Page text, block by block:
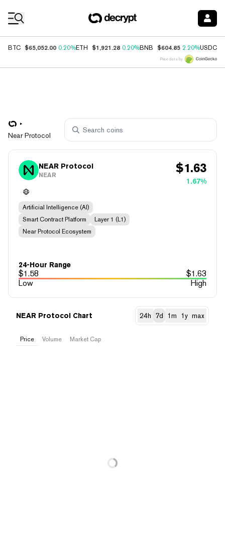
BTC $65,052.00 0.20%ETH $1,921.28 0.20%BNB $604.85 2.20%USDC
Price data by
Near Protocol
NEAR Protocol
NEAR $1.63
1.67%
Artificial Intelligence (AI)
Smart Contract Platform
Layer 1 (L1)
Near Protocol Ecosystem
24-Hour Range
$1.58 $1.63
Low
High
NEAR Protocol Chart 24h 7d 1m 1y max
Price Volume Market Cap